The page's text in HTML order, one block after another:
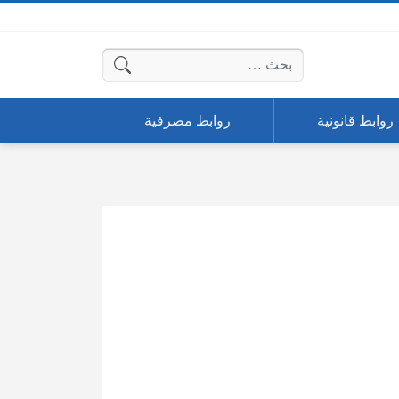
البحث عن:
روابط قانونية روابط مصرفية